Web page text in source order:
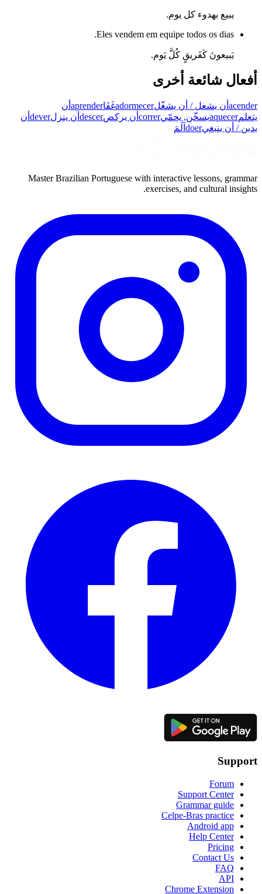
يبيع بهدوء كل يوم.
Eles vendem em equipe todos os dias.
يَبيعونَ كَفَريقٍ كُلَّ يَوم.
أفعال شائعة أخرى
acender أن يشعل / أن يشغّلadormecerغَفَاaprender أن
يتعلمaquecerيسخّن, يحمّيcorrer أن يركضdescer أن ينزلdever أن
يدين / أن ينبغيdoer آلَمَ
Master Brazilian Portuguese with interactive lessons, grammar
exercises, and cultural insights.
Support
Forum
Support Center
Grammar guide
Celpe-Bras practice
Android app
Help Center
Pricing
Contact Us
FAQ
API
Chrome Extension